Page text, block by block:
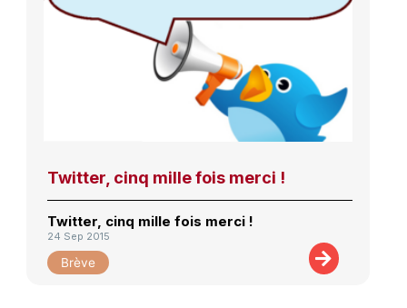
Twitter, cinq mille fois merci !
Twitter, cinq mille fois merci !
24 Sep 2015
Brève